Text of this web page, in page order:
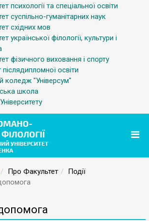
психології та спеціальної освіти
суспільно-гуманітарних наук
східних мов
української філології, культури і
фізичного виховання і спорту
післядипломної освіти
коледж "Універсум"
школа
Про Факультет
Події